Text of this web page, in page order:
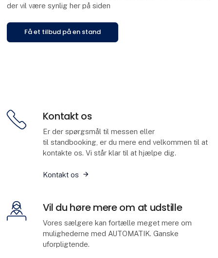
der vil være synlig her på siden
Få et tilbud på en stand
Kontakt os
Er der spørgsmål til messen eller
til standbooking, er du mere end velkommen til at
kontakte os. Vi står klar til at hjælpe dig.
Kontakt os
Vil du høre mere om at udstille
Vores sælgere kan fortælle meget mere om
mulighederne med AUTOMATIK. Ganske
uforpligtende.